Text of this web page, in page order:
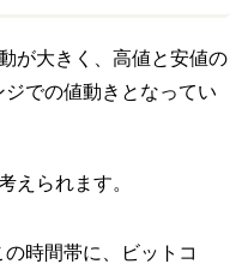
が大きく、高値と安値の
での値動きとなってい
えられます。
の時間帯に、ビットコ